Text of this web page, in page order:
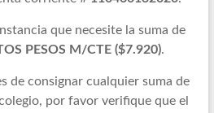
que necesite la suma de
PESOS M/CTE ($7.920).
de consignar cualquier suma de
por favor verifique que el